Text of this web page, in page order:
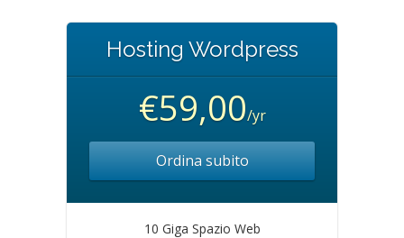
Hosting Wordpress
€59,00/yr
Ordina subito
10 Giga Spazio Web